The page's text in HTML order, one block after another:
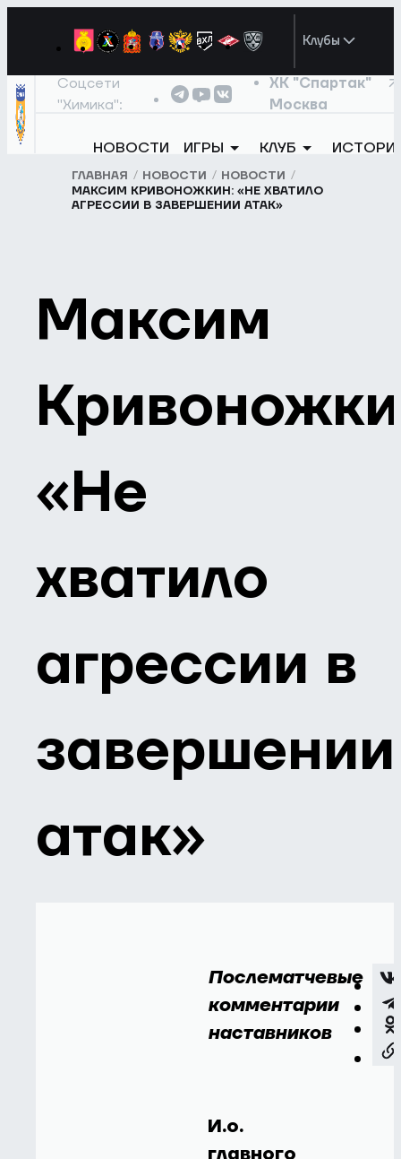
Клубы
Соцсети
"Химика":
ХК "Спартак"
Москва
НОВОСТИ ИГРЫ КЛУБ
ГЛАВНАЯ НОВОСТИ
НОВОСТИ
МАКСИМ КРИВОНОЖКИН: «НЕ ХВАТИЛО
АГРЕССИИ В ЗАВЕРШЕНИИ АТАК»
Максим
«Не
хватило
агрессии в
завершении
атак»
Послематчевые
комментарии
наставников
И.о.
главного